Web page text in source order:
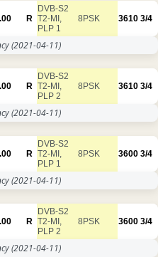
R
DVB-S2
T2-MI,
PLP 1
8PSK 3610 3/4
(2021-04-11)
R
DVB-S2
T2-MI,
PLP 2
8PSK 3610 3/4
(2021-04-11)
R
DVB-S2
T2-MI,
PLP 1
8PSK 3600 3/4
(2021-04-11)
R
DVB-S2
T2-MI,
PLP 2
8PSK 3600 3/4
(2021-04-11)